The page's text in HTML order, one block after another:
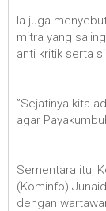
Ia juga
mitra yang
anti kritik serta
”Sejatinya kita
agar
Sementara itu,
(Kominfo)
dengan